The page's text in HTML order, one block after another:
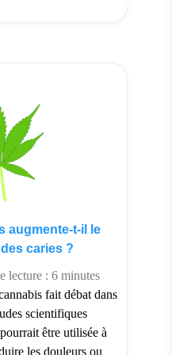
augmente-t-il le
caries ?
lecture : 6 minutes
fait débat dans
scientifiques
être utilisée à
les douleurs ou